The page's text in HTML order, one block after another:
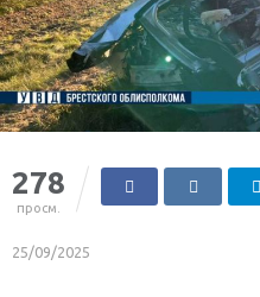
278
просм.
25/09/2025